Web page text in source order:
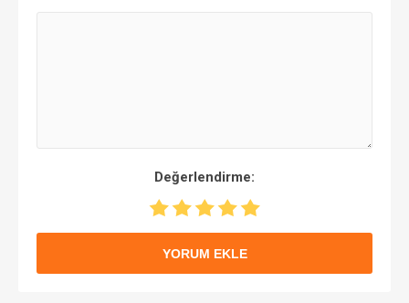
Değerlendirme:
YORUM EKLE